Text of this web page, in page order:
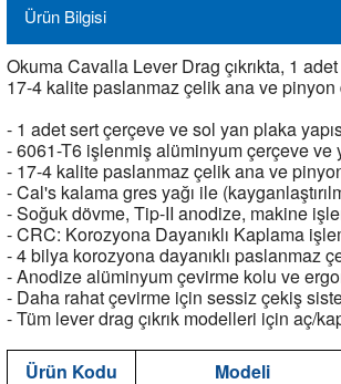
Ürün Bilgisi
Okuma Cavalla Lever Drag çıkrıkta, 1
17-4 kalite paslanmaz çelik ana ve pinyon
- 1 adet sert çerçeve ve sol yan plaka
- 6061-T6 işlenmiş alüminyum çerçeve ve
- 17-4 kalite paslanmaz çelik ana ve
- Cal's kalama gres yağı ile
- Soğuk dövme, Tip-II anodize, makine
- CRC: Korozyona Dayanıklı Kaplama
- 4 bilya korozyona dayanıklı paslanmaz
- Anodize alüminyum çevirme kolu ve
- Daha rahat çevirme için sessiz çekiş
- Tüm lever drag çıkrık modelleri için aç/
Ürün Kodu Modeli